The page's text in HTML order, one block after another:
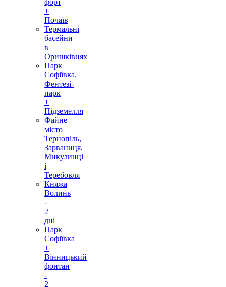
форт
+
Почаїв
Термальні
басейни
в
Оришківцях
Парк
Софіївка.
Фентезі-
парк
+
Підземелля
Файне
місто
Тернопіль,
Зарваниця,
Микулинці
і
Теребовля
Княжа
Волинь
-
2
дні
Парк
Софіївка
+
Вінницький
фонтан
-
2